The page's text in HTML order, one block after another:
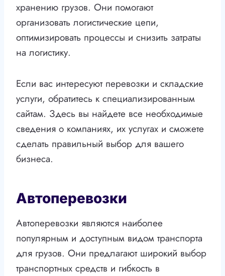
хранению грузов. Они помогают
организовать логистические цепи,
оптимизировать процессы и снизить затраты
на логистику.
Если вас интересуют перевозки и складские
услуги, обратитесь к специализированным
сайтам. Здесь вы найдете все необходимые
сведения о компаниях, их услугах и сможете
сделать правильный выбор для вашего
бизнеса.
Автоперевозки
Автоперевозки являются наиболее
популярным и доступным видом транспорта
для грузов. Они предлагают широкий выбор
транспортных средств и гибкость в